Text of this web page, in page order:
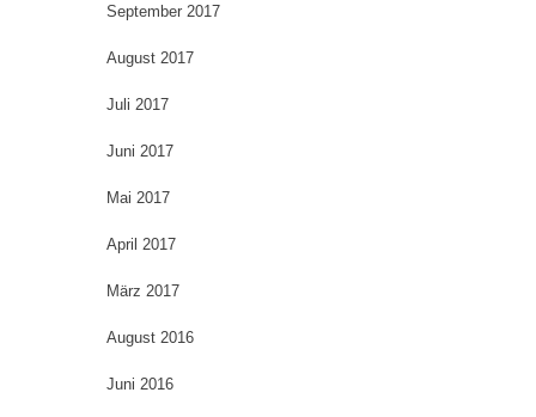
September 2017
August 2017
Juli 2017
Juni 2017
Mai 2017
April 2017
März 2017
August 2016
Juni 2016